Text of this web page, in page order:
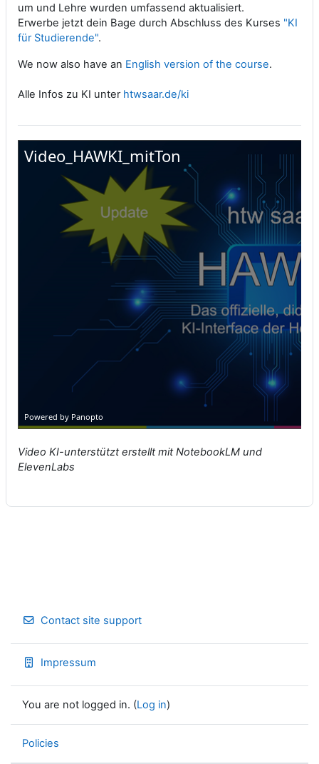
um und Lehre wurden umfassend aktualisiert.
Erwerbe jetzt dein Bage durch Abschluss des Kurses "KI
für Studierende".
We now also have an English version of the course.
Alle Infos zu KI unter htwsaar.de/ki
Video KI-unterstützt erstellt mit NotebookLM und
ElevenLabs
Contact site support
Impressum
You are not logged in. (Log in)
Policies